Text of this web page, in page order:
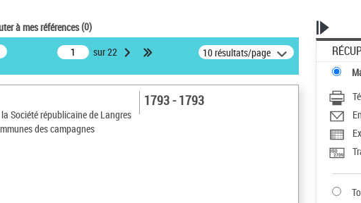
à mes références(0)
sur 22 10 résultats/page
Société républicaine de Langres
des campagnes
1793 - 1793